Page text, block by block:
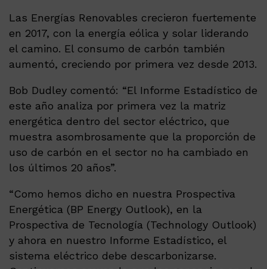
Las Energías Renovables crecieron fuertemente
en 2017, con la energía eólica y solar liderando
el camino. El consumo de carbón también
aumentó, creciendo por primera vez desde 2013.
Bob Dudley comentó: “El Informe Estadístico de
este año analiza por primera vez la matriz
energética dentro del sector eléctrico, que
muestra asombrosamente que la proporción de
uso de carbón en el sector no ha cambiado en
los últimos 20 años”.
“Como hemos dicho en nuestra Prospectiva
Energética (BP Energy Outlook), en la
Prospectiva de Tecnología (Technology Outlook)
y ahora en nuestro Informe Estadístico, el
sistema eléctrico debe descarbonizarse.